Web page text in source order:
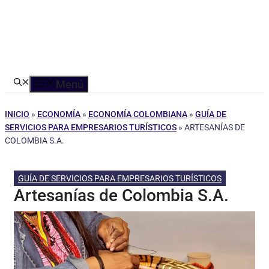
Menú
INICIO » ECONOMÍA » ECONOMÍA COLOMBIANA » GUÍA DE
SERVICIOS PARA EMPRESARIOS TURÍSTICOS » ARTESANÍAS DE
COLOMBIA S.A.
GUÍA DE SERVICIOS PARA EMPRESARIOS TURÍSTICOS
Artesanías de Colombia S.A.